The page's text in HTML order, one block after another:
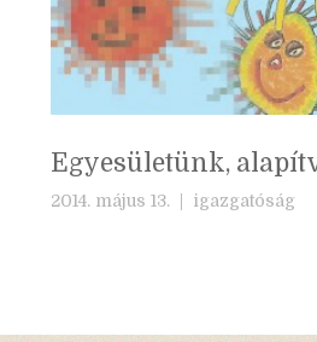
Egyesületünk,
2014. május 13. | igazgatóság